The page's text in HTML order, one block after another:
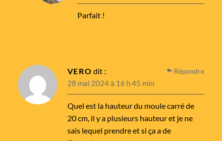
Parfait !
VERO dit :
28 mai 2024 à 16 h 45 min
Quel est la hauteur du moule carré de
20 cm, il y a plusieurs hauteur et je ne
sais lequel prendre et si ça a de
Répondre